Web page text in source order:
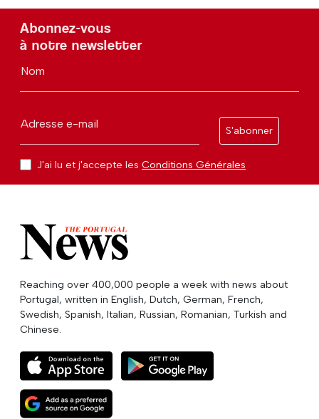
Abonnez-vous
à notre newsletter
Nom
Adresse e-mail
S'abonner
J'ai lu et j'accepte les Conditions Générales
Reaching over 400,000 people a week with news about
Portugal, written in English, Dutch, German, French,
Swedish, Spanish, Italian, Russian, Romanian, Turkish and
Chinese.